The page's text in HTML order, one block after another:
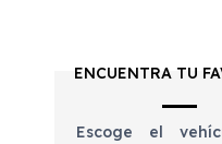
ENCUENTRA TU
Escoge el